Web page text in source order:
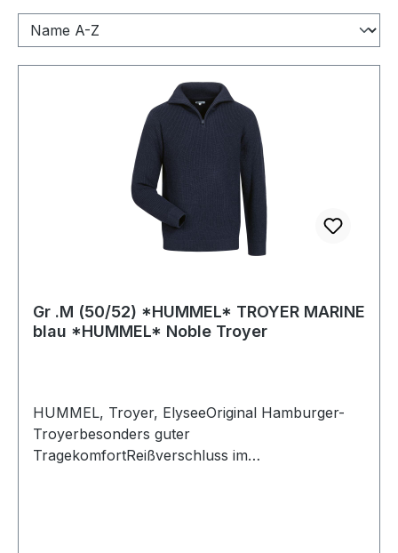
Gr .M (50/52) *HUMMEL* TROYER MARINE
blau *HUMMEL* Noble Troyer
HUMMEL, Troyer, ElyseeOriginal Hamburger-
Troyerbesonders guter
TragekomfortReißverschluss im